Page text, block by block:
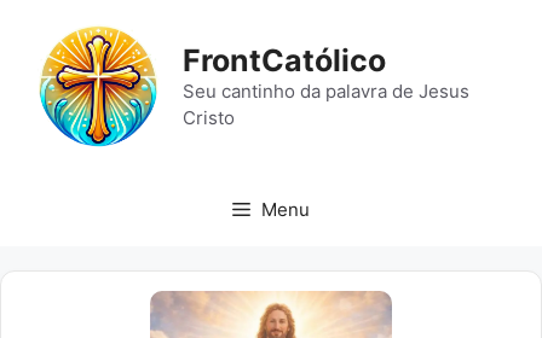
conteúdo
FrontCatólico
Seu cantinho da palavra de Jesus
Cristo
Menu